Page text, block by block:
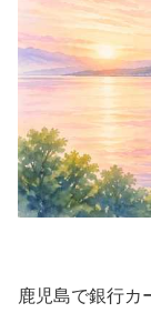
鹿児島で銀行カ